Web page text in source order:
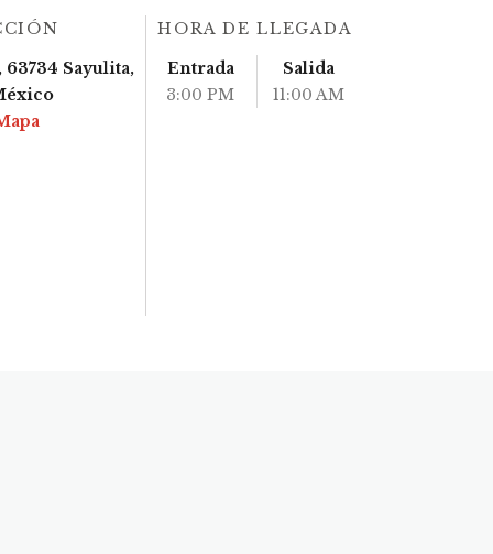
63734 Sayulita,
HORA DE LLEGADA
Entrada
3:00 PM
Salida
11:00 AM